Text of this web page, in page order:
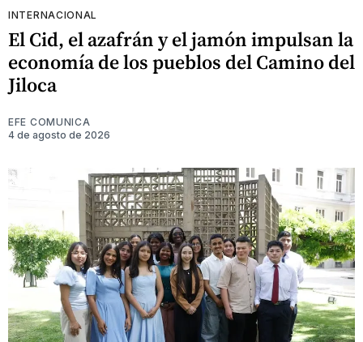
INTERNACIONAL
El Cid, el azafrán y el jamón impulsan la
economía de los pueblos del Camino del
Jiloca
EFE COMUNICA
4 de agosto de 2026